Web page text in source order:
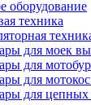
оборудование
техника
для моек
для
для
для